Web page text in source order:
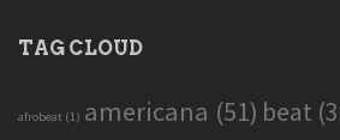
TAG CLOUD
afrobeat (1) americana (51) beat